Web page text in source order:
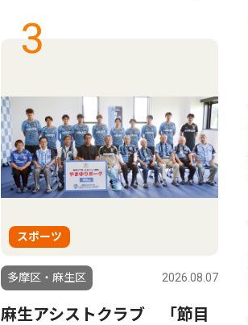
3
スポーツ
多摩区・麻生区 2026.08.07
麻生アシストクラブ 「節目